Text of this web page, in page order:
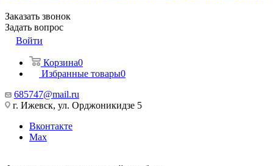
Заказать звонок
Задать вопрос
Войти
Корзина0
Избранные товары0
685747@mail.ru
г. Ижевск, ул. Орджоникидзе 5
Вконтакте
Max